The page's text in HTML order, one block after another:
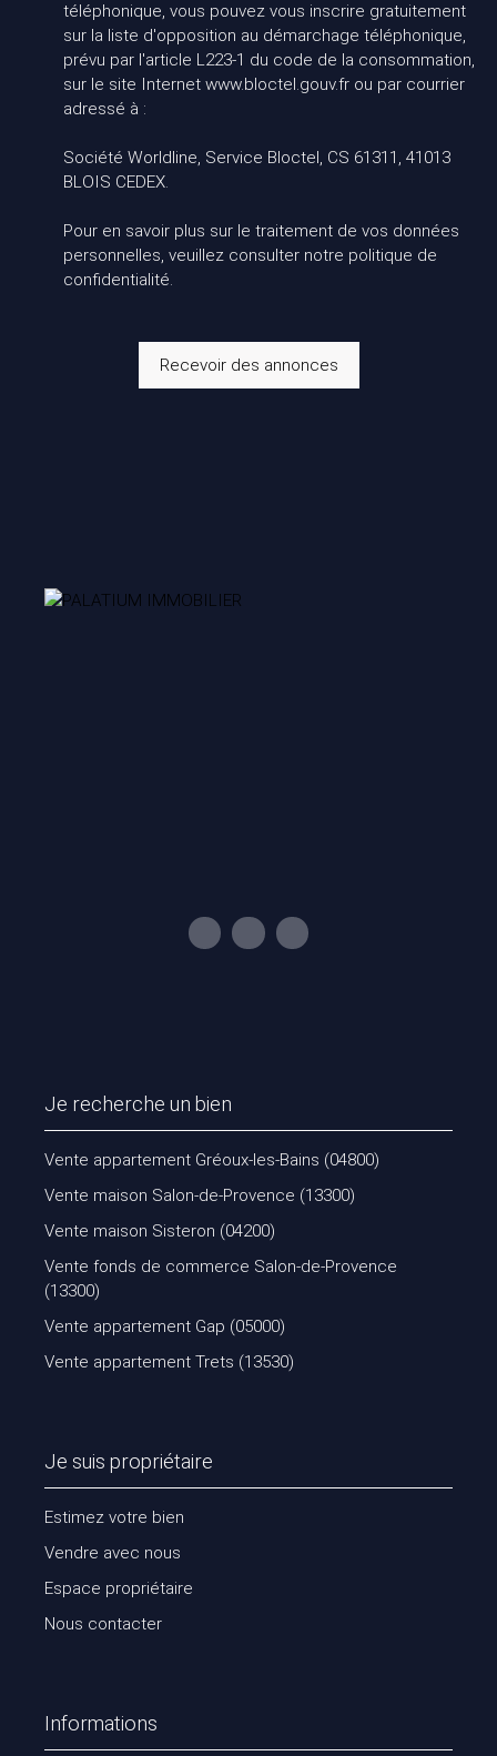
téléphonique, vous pouvez vous inscrire gratuitement
sur la liste d'opposition au démarchage téléphonique,
prévu par l'article L223-1 du code de la consommation,
sur le site Internet www.bloctel.gouv.fr ou par courrier
adressé à :
Société Worldline, Service Bloctel, CS 61311, 41013
BLOIS CEDEX.
Pour en savoir plus sur le traitement de vos données
personnelles, veuillez consulter notre politique de
confidentialité.
Recevoir des annonces
Je recherche un bien
Vente appartement Gréoux-les-Bains (04800)
Vente maison Salon-de-Provence (13300)
Vente maison Sisteron (04200)
Vente fonds de commerce Salon-de-Provence
(13300)
Vente appartement Gap (05000)
Vente appartement Trets (13530)
Je suis propriétaire
Estimez votre bien
Vendre avec nous
Espace propriétaire
Nous contacter
Informations